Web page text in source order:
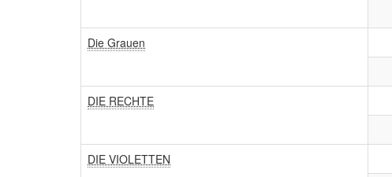
Die Grauen
DIE RECHTE
DIE VIOLETTEN